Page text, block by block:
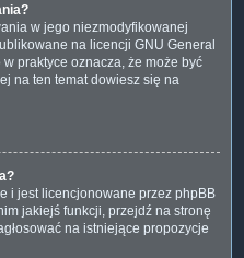
w jego niezmodyfikowanej
na licencji GNU General
praktyce oznacza, że może być
na ten temat dowiesz się na
i jest licencjonowane przez phpBB
jakiejś funkcji, przejdź na stronę
na istniejące propozycje